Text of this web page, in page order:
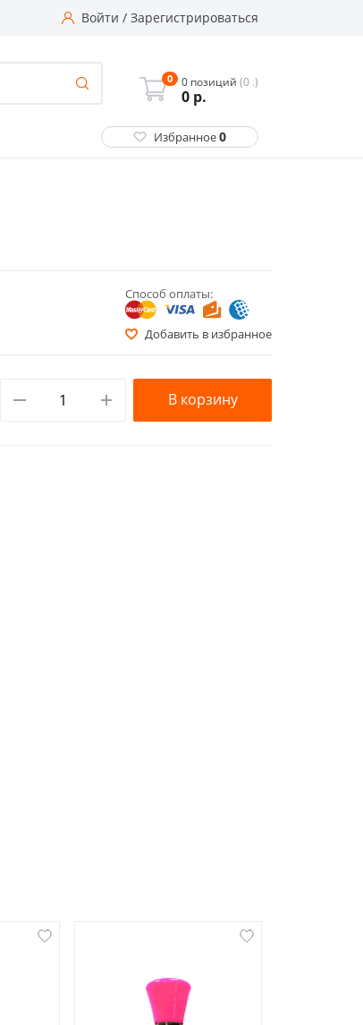
Войти / Зарегистрироваться
0 0 позиций (0 .)
0 р.
Избранное0
Способ оплаты:
Добавить в избранное
В корзину